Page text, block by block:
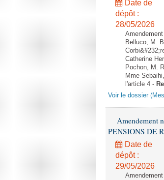
Date de
dépôt :
28/05/2026
Belluco, M.
Catherine
Pochon, M.
Mme
l'article 4 -
Voir le dossier
Amendement
PENSIONS DE
Date de
dépôt :
29/05/2026